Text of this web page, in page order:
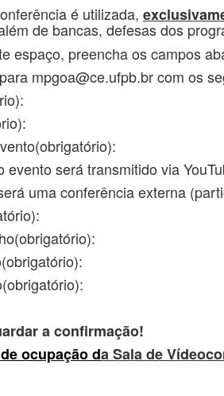
é utilizada,
de bancas, defesas dos
espaço, preencha os campos
mpgoa@ce.ufpb.br com os
evento será transmitido via
uma conferência externa
a confirmação!
ocupação da Sala de